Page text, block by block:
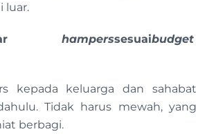
luar.
hamperssesuaibudget
kepada keluarga dan sahabat
Tidak harus mewah, yang
berbagi.